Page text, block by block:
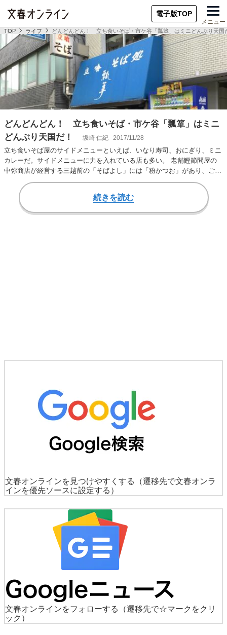
電子版TOP
メニュー
TOP ライフ どんどんどん！ 立ち食いそば・市ケ谷「瓢箪」はミニどんぶり天国
どんどんどん！ 立ち食いそば・市ケ谷「瓢箪」はミニ
どんぶり天国だ！
坂崎 仁紀 2017/11/28
立ち食いそば屋のサイドメニューといえば、いなり寿司、おにぎり、ミニ
カレーだ。サイドメニューに力を入れている店も多い。 老舗鰹節問屋の
中弥商店が経営する三越前の「そばよし」には「粉かつお」があり、ごは
んにそれをかけて…
続きを読む
文春オンラインを見つけやすくする
（遷移先で文春オンラ
インを優先ソースに設定する）
文春オンラインをフォローする
（遷移先で☆マークをクリ
ック）